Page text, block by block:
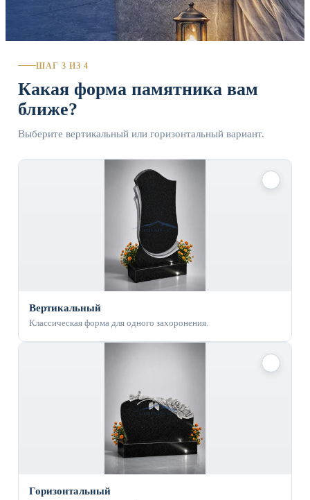
ШАГ 3 ИЗ 4
Какая форма памятника вам
ближе?
Выберите вертикальный или горизонтальный вариант.
Вертикальный
Классическая форма для одного захоронения.
Горизонтальный